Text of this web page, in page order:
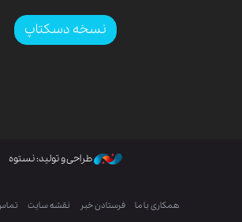
نسخه دسکتاپ
طراحی و تولید: نستوه
همکاری با ما فرستادن خبر نقشه سایت